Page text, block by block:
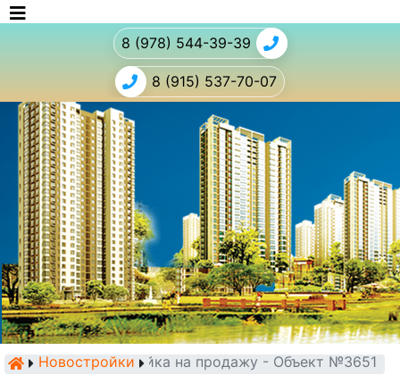
8 (978) 544-39-39
8 (915) 537-70-07
Новостройки
Новостройка на продажу - Объект №3651